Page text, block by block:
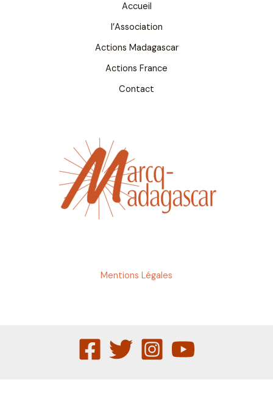
Accueil
l’Association
Actions Madagascar
Actions France
Contact
Mentions Légales